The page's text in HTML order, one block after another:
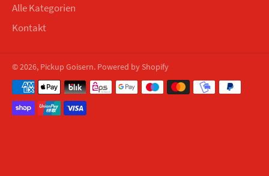
Alle Kategorien
Kontakt
© 2026, Pickup Goisern. Powered by Shopify
Zahlungsmethoden